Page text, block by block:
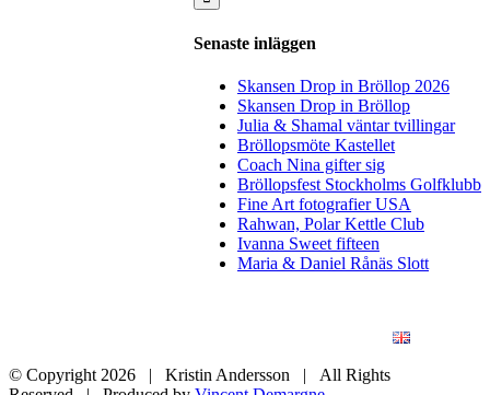
Senaste inläggen
Skansen Drop in Bröllop 2026
Skansen Drop in Bröllop
Julia & Shamal väntar tvillingar
Bröllopsmöte Kastellet
Coach Nina gifter sig
Bröllopsfest Stockholms Golfklubb
Fine Art fotografier USA
Rahwan, Polar Kettle Club
Ivanna Sweet fifteen
Maria & Daniel Rånäs Slott
© Copyright 2026 | Kristin Andersson | All Rights